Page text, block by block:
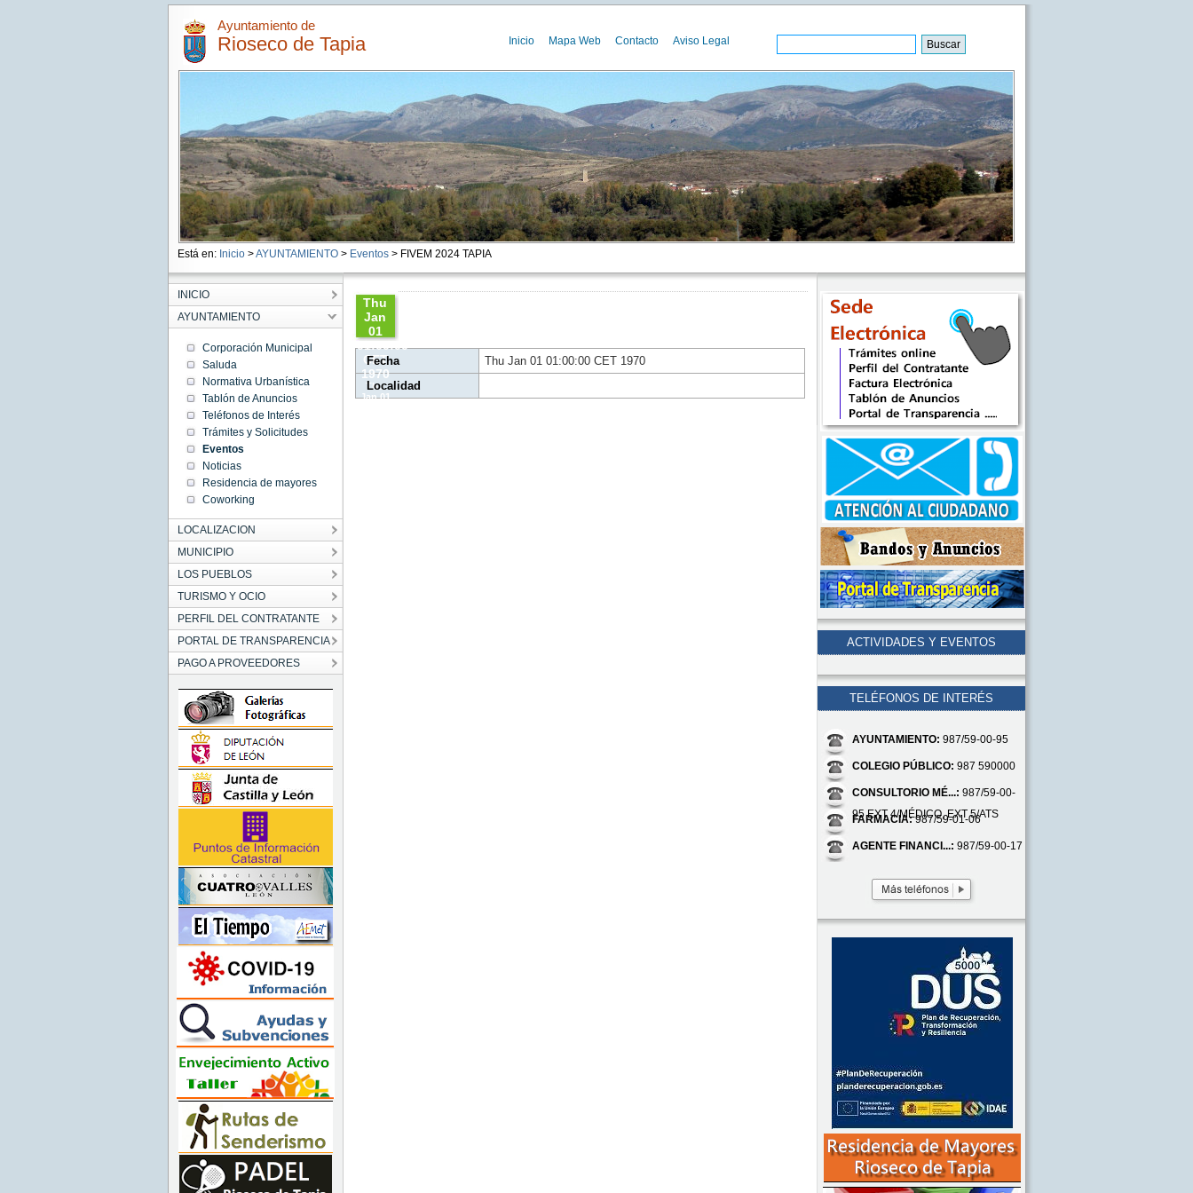
Ayuntamiento de
Rioseco de Tapia Inicio Mapa Web Contacto Aviso Legal
Está en: Inicio >AYUNTAMIENTO> Eventos> FIVEM 2024 TAPIA
INICIO
AYUNTAMIENTO
Corporación Municipal
Saluda
Normativa Urbanística
Tablón de Anuncios
Teléfonos de Interés
Trámites y Solicitudes
Eventos
Noticias
Residencia de mayores
Coworking
LOCALIZACION
MUNICIPIO
LOS PUEBLOS
TURISMO Y OCIO
PERFIL DEL CONTRATANTE
PORTAL DE TRANSPARENCIA
PAGO A PROVEEDORES
Thu
Jan
01
01:00:00
CET
1970
Thu
Jan 01
Fecha
Thu Jan 01 01:00:00 CET 1970
Localidad
ACTIVIDADES Y EVENTOS
TELÉFONOS DE INTERÉS
AYUNTAMIENTO: 987/59-00-95
COLEGIO PÚBLICO: 987 590000
CONSULTORIO MÉ...: 987/59-00-
95 EXT 4/MÉDICO, EXT 5/ATS
FARMACIA:987/59-01-06
AGENTE FINANCI...: 987/59-00-17